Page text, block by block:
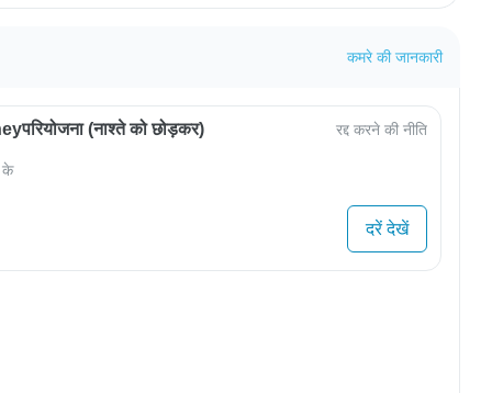
कमरे की जानकारी
(नाश्ते को छोड़कर) रद्द करने की नीति
के
दरें देखें